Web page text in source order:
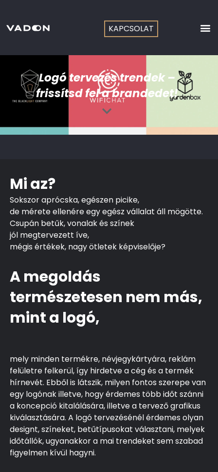
content
KAPCSOLAT
Logó tervezés trendek –
frissítsd fel a brandedet!
Mi az?
Sokszor aprócska, egészen picike,
de mérete ellenére egy egész vállalat áll mögötte.
Csupán betűk, vonalak és színek
jól megtervezett íve,
mégis értékek, nagy ötletek képviselője?
A megoldás
természetesen nem más,
mint a logó,
mely minden termékre, névjegykártyára, reklám
felületre felkerül, így hirdetve a cég és a termék
hírnevét. Ebből is látszik, milyen fontos szerepe van
egy logónak illetve, hogy érdemes több időt szánni
a koncepció kitalálására, illetve a tervező grafikus
kiválasztására. A logó tervezésénél érdemes olyan
designt, színeket, betűtípusokat választani, melyek
időtállók, ugyanakkor a mai trendeket sem szabad
figyelmen kívül hagyni.